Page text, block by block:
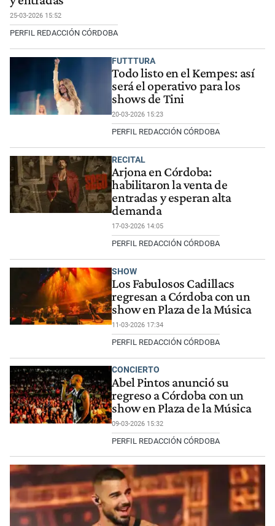
25-03-2026 15:52
PERFIL REDACCIÓN CÓRDOBA
FUTTTURA
Todo listo en el Kempes: así
será el operativo para los
shows de Tini
20-03-2026 15:23
PERFIL REDACCIÓN CÓRDOBA
RECITAL
Arjona en Córdoba:
habilitaron la venta de
entradas y esperan alta
demanda
17-03-2026 14:05
PERFIL REDACCIÓN CÓRDOBA
SHOW
Los Fabulosos Cadillacs
regresan a Córdoba con un
show en Plaza de la Música
11-03-2026 17:34
PERFIL REDACCIÓN CÓRDOBA
CONCIERTO
Abel Pintos anunció su
regreso a Córdoba con un
show en Plaza de la Música
09-03-2026 15:32
PERFIL REDACCIÓN CÓRDOBA